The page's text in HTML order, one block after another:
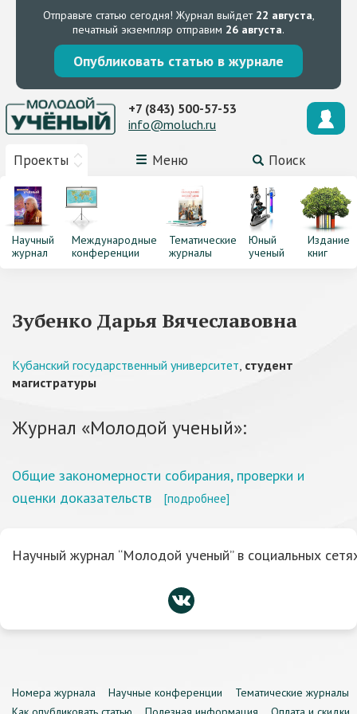
Отправьте статью сегодня! Журнал выйдет 22 августа,
печатный экземпляр отправим 26 августа.
Опубликовать статью в журнале
Проекты Меню Поиск
+7 (843) 500-57-53
info@moluch.ru
Научный
журнал
Международные
конференции
Тематические
журналы
Юный
ученый
Издание
книг
Зубенко Дарья Вячеславовна
Кубанский государственный университет, студент
магистратуры
Журнал «Молодой ученый»:
Общие закономерности собирания, проверки и
оценки доказательств
[подробнее]
Научный журнал “Молодой ученый” в социальных
Номера журнала Научные конференции
Тематические журналы